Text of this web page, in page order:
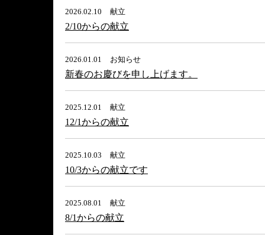
2026.02.10 献立
2/10からの献立
2026.01.01 お知らせ
新春のお慶びを申し上げます。
2025.12.01 献立
12/1からの献立
2025.10.03 献立
10/3からの献立です
2025.08.01 献立
8/1からの献立